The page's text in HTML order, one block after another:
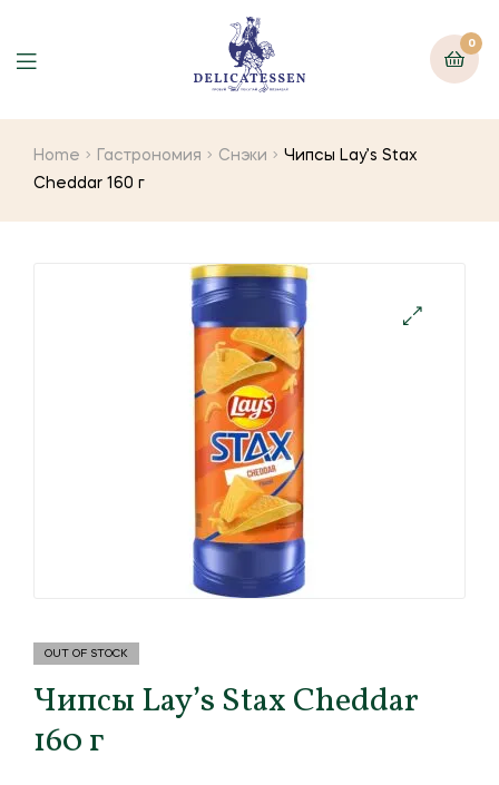
0
Home Гастрономия Снэки
Чипсы Lay’s Stax
Cheddar 160 г
OUT OF STOCK
Чипсы Lay’s Stax Cheddar
160 г